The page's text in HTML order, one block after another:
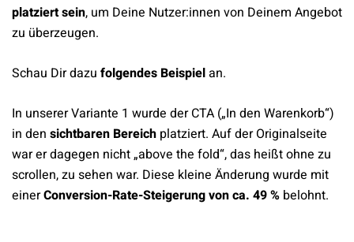
platziert sein, um Deine Nutzer:innen von Deinem Angebot
zu überzeugen.
Schau Dir dazu folgendes Beispielan.
In unserer Variante 1 wurde der CTA („In den Warenkorb“)
in den sichtbaren Bereich platziert. Auf der Originalseite
war er dagegen nicht „above the fold“, das heißt ohne zu
scrollen, zu sehen war. Diese kleine Änderung wurde mit
einerConversion-Rate-Steigerung von ca. 49 % belohnt.